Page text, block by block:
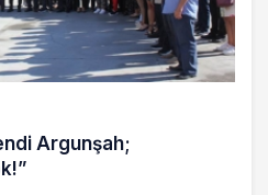
Argunşah;